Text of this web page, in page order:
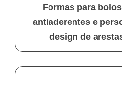
Formas para
antiaderentes e
design de